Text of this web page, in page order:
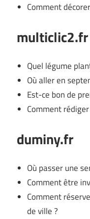
Comment
multiclic2.fr
Quel légume
Où aller en
Est-ce bon de
Comment
duminy.fr
Où passer une
Comment être
Comment
de ville ?